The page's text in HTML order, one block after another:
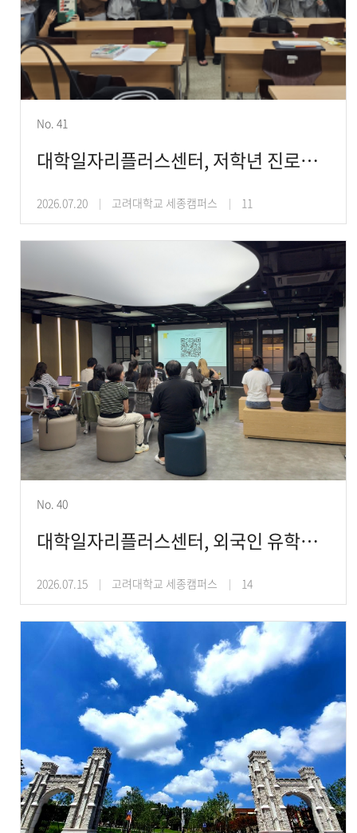
No. 41
대학일자리플러스센터, 저학년 진로설계 프로그램 ‘고대와!진로라이트’ 운영
2026.07.20 고려대학교 세종캠퍼스 11
No. 40
대학일자리플러스센터, 외국인 유학생 대상 중국어 취업 특강 운영
2026.07.15 고려대학교 세종캠퍼스 14